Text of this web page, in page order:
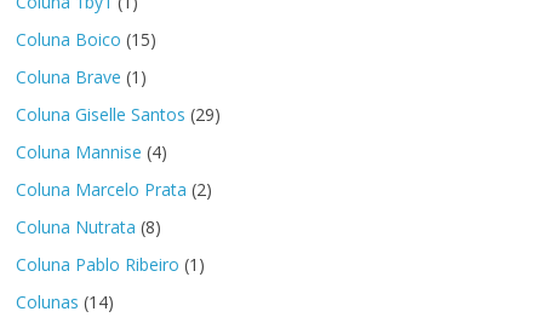
Coluna Boico (15)
Coluna Brave (1)
Coluna Giselle Santos (29)
Coluna Mannise (4)
Coluna Marcelo Prata (2)
Coluna Nutrata (8)
Coluna Pablo Ribeiro (1)
Colunas (14)